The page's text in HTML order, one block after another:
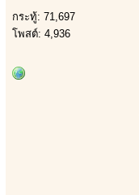
กระทู้: 71,697
โพสต์: 4,936